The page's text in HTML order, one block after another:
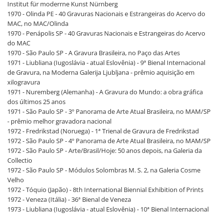
Institut für moderrne Kunst Nürnberg
1970 - Olinda PE - 40 Gravuras Nacionais e Estrangeiras do Acervo do
MAC, no MAC/Olinda
1970 - Penápolis SP - 40 Gravuras Nacionais e Estrangeiras do Acervo
do MAC
1970 - São Paulo SP - A Gravura Brasileira, no Paço das Artes
1971 - Liubliana (Iugoslávia - atual Eslovênia) - 9ª Bienal Internacional
de Gravura, na Moderna Galerija Ljubljana - prêmio aquisição em
xilogravura
1971 - Nuremberg (Alemanha) - A Gravura do Mundo: a obra gráfica
dos últimos 25 anos
1971 - São Paulo SP - 3º Panorama de Arte Atual Brasileira, no MAM/SP
- prêmio melhor gravadora nacional
1972 - Fredrikstad (Noruega) - 1ª Trienal de Gravura de Fredrikstad
1972 - São Paulo SP - 4º Panorama de Arte Atual Brasileira, no MAM/SP
1972 - São Paulo SP - Arte/Brasil/Hoje: 50 anos depois, na Galeria da
Collectio
1972 - São Paulo SP - Módulos Solombras M. S. 2, na Galeria Cosme
Velho
1972 - Tóquio (Japão) - 8th International Biennial Exhibition of Prints
1972 - Veneza (Itália) - 36ª Bienal de Veneza
1973 - Liubliana (Iugoslávia - atual Eslovênia) - 10ª Bienal Internacional